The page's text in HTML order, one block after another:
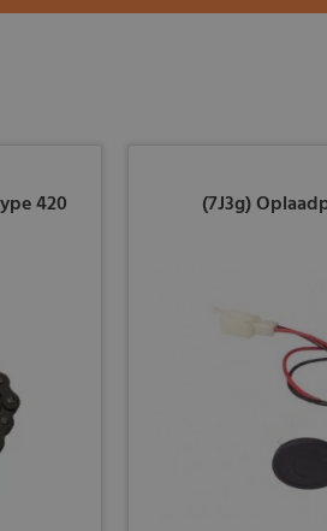
420 (7J3g)